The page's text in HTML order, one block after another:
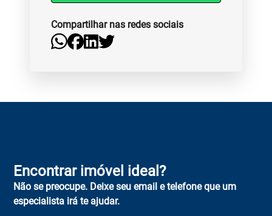
Compartilhar nas redes sociais
Encontrar imóvel ideal?
Não se preocupe. Deixe seu email e telefone que um
especialista irá te ajudar.